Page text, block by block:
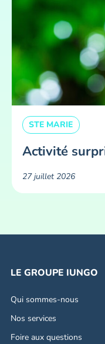
STE MARIE
Activité
27 juillet 2026
LE GROUPE IUNGO
Qui sommes-nous
Nos services
Foire aux questions